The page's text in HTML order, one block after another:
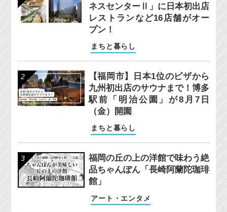
ネスセンターⅡ」に日本初出店
レストランなど16店舗がオー
プン！
まちと暮らし
【福岡市】日本1位のピザから
九州初出店のサウナまで！博多
駅前「明治公園」が8月7日
（金）開園
まちと暮らし
福岡の丘の上の洋館で味わう絶
品ちゃんぽん「長崎阿蘭陀珈琲
館」
アート・エンタメ